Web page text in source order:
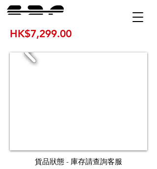
HK$7,299.00
貨品狀態 - 庫存請查詢客服